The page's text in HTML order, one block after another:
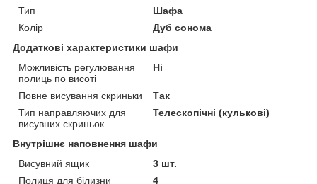
Тип
Шафа
Колір
Дуб сонома
Додаткові характеристики шафи
Можливість регулювання
полиць по висоті
Ні
Повне висування скриньки
Так
Тип направляючих для
висувних скриньок
Телескопічні (кулькові)
Внутрішнє наповнення шафи
Висувний ящик
3 шт.
Полиця для білизни
4